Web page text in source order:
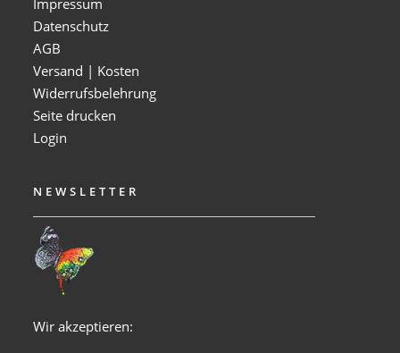
Impressum
Datenschutz
AGB
Versand | Kosten
Widerrufsbelehrung
Seite drucken
Login
NEWSLETTER
Wir akzeptieren: